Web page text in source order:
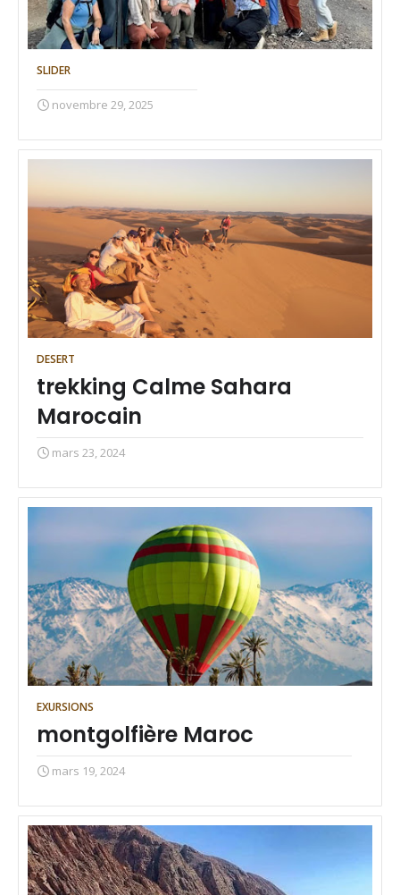
SLIDER
novembre 29, 2025
DESERT
trekking Calme Sahara
Marocain
mars 23, 2024
EXURSIONS
montgolfière Maroc
mars 19, 2024